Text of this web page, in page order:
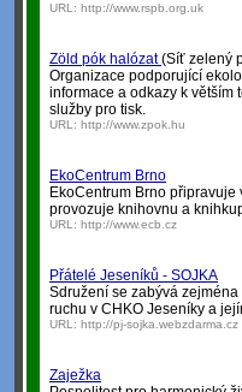
URL: http://www.rspb.org.uk
Zöld pók halózat(Síť zelený
Organizace podporující
informace a odkazy k větším
služby pro tisk.
URL: http://www.zpok.hu
EkoCentrum Brno
EkoCentrum Brno
provozuje knihovnu a
URL: http://www.ecb.cz
Přátelé Jeseníků - SOJKA
Sdružení se zabývá
ruchu v CHKO Jeseníky a
URL: http://pj-sojka.webzdarma.cz
Zaježka